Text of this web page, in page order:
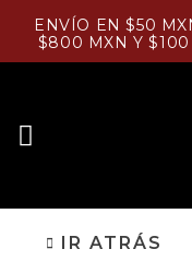
contenido
ENVÍO EN $50
$800 MXN Y
Menu
IR ATRÁS